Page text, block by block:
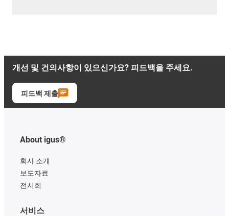
개선 및 건의사항이 있으신가요? 피드백을 주세요.
피드백 제출
About igus®
회사 소개
보도자료
전시회
서비스